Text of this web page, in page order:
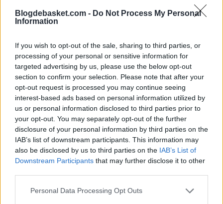
Blogdebasket.com - Do Not Process My Personal
Information
If you wish to opt-out of the sale, sharing to third parties, or
processing of your personal or sensitive information for
targeted advertising by us, please use the below opt-out
section to confirm your selection. Please note that after your
opt-out request is processed you may continue seeing
interest-based ads based on personal information utilized by
us or personal information disclosed to third parties prior to
your opt-out. You may separately opt-out of the further
disclosure of your personal information by third parties on the
IAB’s list of downstream participants. This information may
also be disclosed by us to third parties on the IAB’s List of
Downstream Participants that may further disclose it to other
Personal Data Processing Opt Outs
interesante de rol secundario. A tenor de losrumores
NBA, hay cuatro equipos que pujarán por ficharlo:
Dallas Mavericks
Portland Trail Blazers
Sacramento Kings
Miami Heat